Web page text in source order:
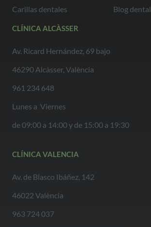
Carillas dentales Blog dental
CLÍNICA ALCÀSSER
Av. Ricard Hernández, 69 bajo
46290 Alcàsser, València
961 234 648
Lunes a Viernes
de 09:00 a 14:00 y de 15:00 a 19:30
CLÍNICA VALENCIA
Av. de Blasco Ibáñez, 142
46022 València
963 724 037